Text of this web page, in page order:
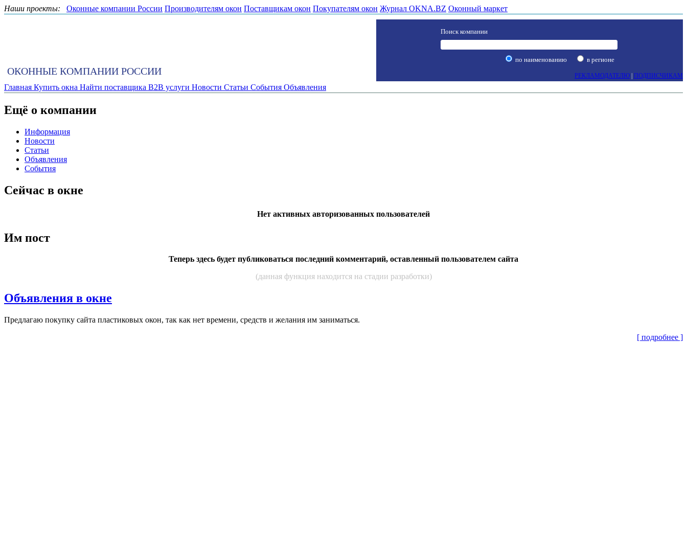
Наши проекты: Оконные компании России Производителям окон Поставщикам окон Покупателям окон Журнал OKNA.BZ Оконный маркет
ОКОННЫЕ КОМПАНИИ РОССИИ
Поиск компании
по наименованию в регионе
РЕКЛАМОДАТЕЛЮ ПОДПИСЧИКАМ
Главная Купить окна Найти поставщика B2B услуги Новости Статьи События Объявления
Ещё о компании
Информация
Новости
Статьи
Объявления
События
Сейчас в окне
Нет активных авторизованных пользователей
Им пост
Теперь здесь будет публиковаться последний комментарий, оставленный пользователем сайта
(данная функция находится на стадии разработки)
Объявления в окне
Пред­ла­гаю по­куп­ку сай­та плас­ти­ковых окон, так как нет вре­мени, средств и же­лания им за­нимать­ся.
[ подробнее ]